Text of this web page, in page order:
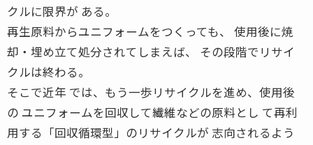
クルに限界が ある。
再生原料からユニフォームをつくっても、 使用後に焼
却・埋め立て処分されてしまえば、 その段階でリサイ
クルは終わる。
そこで近年 では、もう一歩リサイクルを進め、使用後
の ユニフォームを回収して繊維などの原料とし て再利
用する「回収循環型」のリサイクルが 志向されるよう